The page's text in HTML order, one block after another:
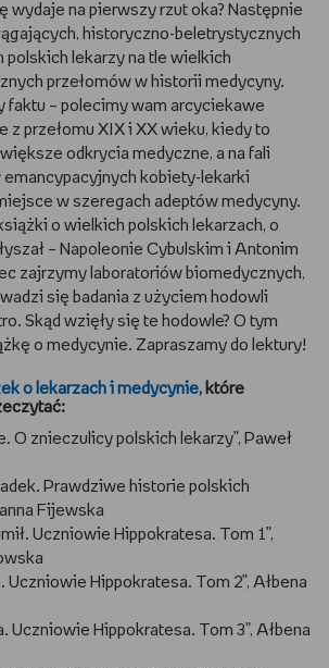
EMPIKU
wydaje na pierwszy rzut oka? Następnie
historyczno-beletrystycznych
polskich lekarzy na tle wielkich
przełomów w historii medycyny.
faktu – polecimy wam arcyciekawe
z przełomu XIX i XX wieku, kiedy to
odkrycia medyczne, a na fali
kobiety-lekarki
w szeregach adeptów medycyny.
o wielkich polskich lekarzach, o
– Napoleonie Cybulskim i Antonim
zajrzymy laboratoriów biomedycznych,
się badania z użyciem hodowli
Skąd wzięły się te hodowle? O tym
o medycynie. Zapraszamy do lektury!
o lekarzach i medycynie, które
O znieczulicy polskich lekarzy”, Paweł
Prawdziwe historie polskich
Fijewska
Uczniowie Hippokratesa. Tom 1”,
Uczniowie Hippokratesa. Tom 2”, Ałbena
Uczniowie Hippokratesa. Tom 3”, Ałbena